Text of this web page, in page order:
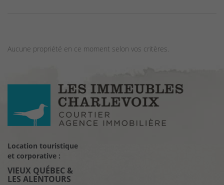
Aucune propriété en ce moment selon vos critères.
Location touristique
et corporative :
VIEUX QUÉBEC &
LES ALENTOURS